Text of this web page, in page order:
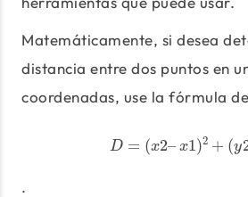
Matemáticamente, si desea
distancia entre dos puntos en
coordenadas, use la fórmula
D = (x2– x1)2 + (y
( 2 1)2+ ( 2 –
.